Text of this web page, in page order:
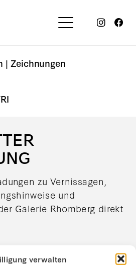
verwalten
| Zeichnungen
zu Vernissagen,
und
Galerie Rhomberg direkt